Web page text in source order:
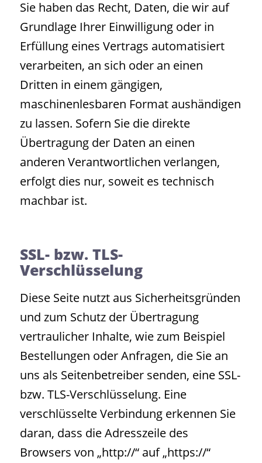
Sie haben das Recht, Daten, die wir auf
Grundlage Ihrer Einwilligung oder in
Erfüllung eines Vertrags automatisiert
verarbeiten, an sich oder an einen
Dritten in einem gängigen,
maschinenlesbaren Format aushändigen
zu lassen. Sofern Sie die direkte
Übertragung der Daten an einen
anderen Verantwortlichen verlangen,
erfolgt dies nur, soweit es technisch
machbar ist.
SSL- bzw. TLS-
Verschlüsselung
Diese Seite nutzt aus Sicherheitsgründen
und zum Schutz der Übertragung
vertraulicher Inhalte, wie zum Beispiel
Bestellungen oder Anfragen, die Sie an
uns als Seitenbetreiber senden, eine SSL-
bzw. TLS-Verschlüsselung. Eine
verschlüsselte Verbindung erkennen Sie
daran, dass die Adresszeile des
Browsers von „http://“ auf „https://“